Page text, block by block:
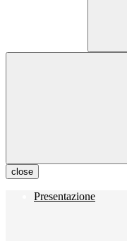
close
Presentazione